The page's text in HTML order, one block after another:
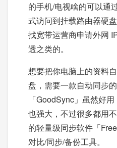
的手机/电视啥的可以通
式访问到挂载路由器硬
找宽带运营商申请外网
透之类的。
想要把你电脑上的资料
盘，需要一款自动同步
「GoodSync」虽然好
也强大，不过很多都用
的轻量级同步软件「
对比/同步/备份工具。